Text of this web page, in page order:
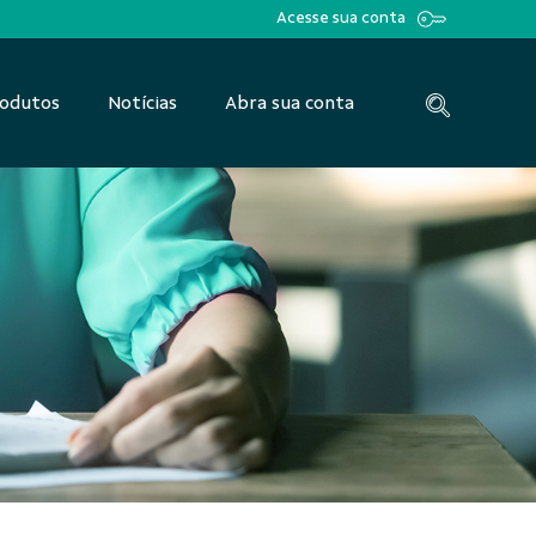
Acesse sua conta
Notícias Abra sua conta